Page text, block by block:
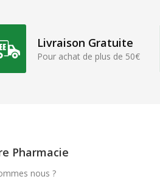
Livraison Gratuite
Pour achat de plus de 50€
Pharmacie
nous ?